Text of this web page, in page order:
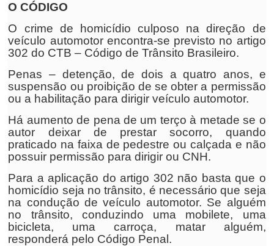
O CÓDIGO
O crime de homicídio culposo na direção de
veículo automotor encontra-se previsto no artigo
302 do CTB – Código de Trânsito Brasileiro.
Penas – detenção, de dois a quatro anos, e
suspensão ou proibição de se obter a permissão
ou a habilitação para dirigir veículo automotor.
Há aumento de pena de um terço à metade se o
autor deixar de prestar socorro, quando
praticado na faixa de pedestre ou calçada e não
possuir permissão para dirigir ou CNH.
Para a aplicação do artigo 302 não basta que o
homicídio seja no trânsito, é necessário que seja
na condução de veículo automotor. Se alguém
no trânsito, conduzindo uma mobilete, uma
bicicleta, uma carroça, matar alguém,
responderá pelo Código Penal.